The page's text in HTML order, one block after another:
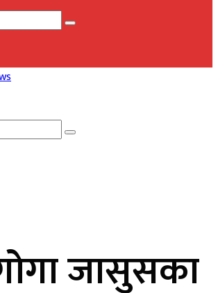
जासुसका